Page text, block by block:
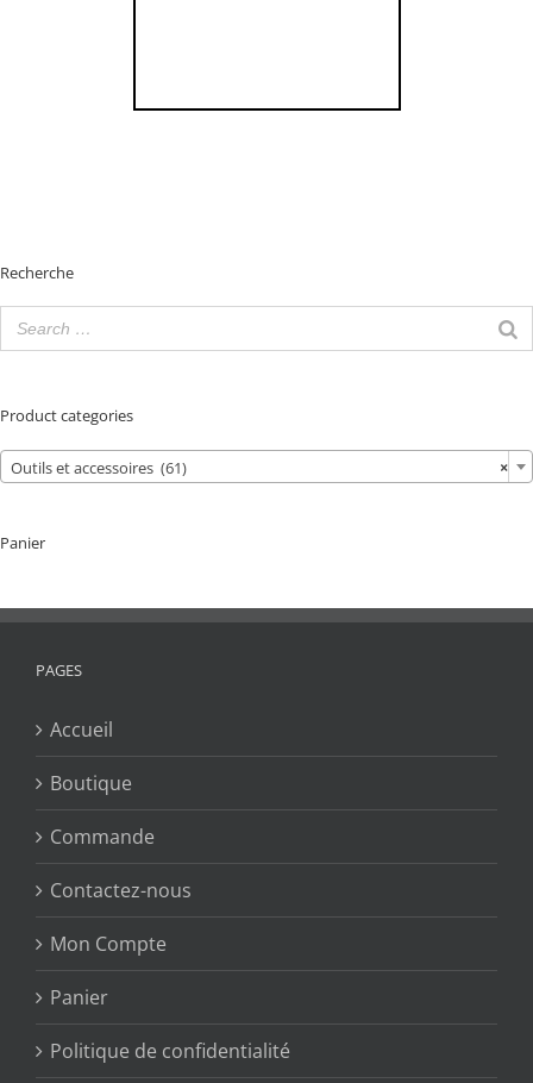
Recherche
Product categories
×
Outils et accessoires (61)
Panier
PAGES
Accueil
Boutique
Commande
Contactez-nous
Mon Compte
Panier
Politique de confidentialité